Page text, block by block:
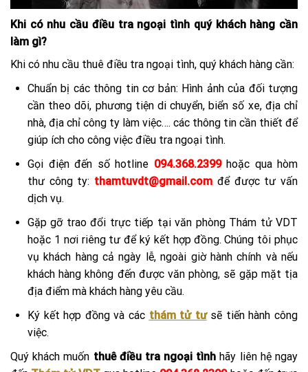
Khi có nhu cầu điều tra ngoại tình quý khách hàng cần
làm gì?
Khi có nhu cầu thuê điều tra ngoại tình, quý khách hàng cần:
Chuẩn bị các thông tin cơ bản: Hình ảnh của đối tượng
cần theo dõi, phương tiện di chuyển, biển số xe, địa chỉ
nhà, địa chỉ công ty làm việc…. các thông tin cần thiết để
giúp ích cho công việc điều tra ngoại tình.
Gọi điện đến số hotline 094.368.2399hoặc qua hòm
thư công ty: thamtuvdt@gmail.com để được tư vấn
dịch vụ.
Gặp gỡ trao đổi trực tiếp tại văn phòng Thám tử VDT
hoặc 1 nơi riêng tư để ký kết hợp đồng. Chúng tôi phục
vụ khách hàng cả ngày lễ, ngoài giờ hành chính và nếu
khách hàng không đến được văn phòng, sẽ gặp mặt tịa
địa điểm mà khách hàng yêu cầu.
Ký kết hợp đồng và các thám tử tưsẽ tiến hành công
việc.
Quý khách muốn thuê điều tra ngoại tìnhhãy liên hệ ngay